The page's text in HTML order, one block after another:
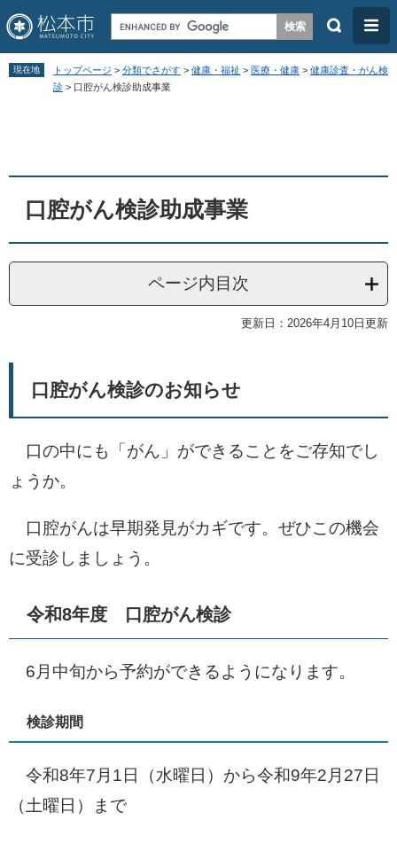
ペ
す
。
メ
し
て
検
メ
ニ
ュ
現在地 トップページ > 分類でさがす > 健康・福祉 > 医療・健康 > 健康診査・がん検
診 > 口腔がん検診助成事業
口腔がん検診助成事業
ページ内目次
更新日：2026年4月10日更新
口腔がん検診のお知らせ
口の中にも「がん」ができることをご存知でし
ょうか。
口腔がんは早期発見がカギです。ぜひこの機会
に受診しましょう。
令和8年度 口腔がん検診
6月中旬から予約ができるようになります。
検診期間
令和8年7月1日（水曜日）から令和9年2月27日
（土曜日）まで